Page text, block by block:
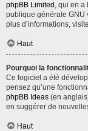
phpBB Limited , qui en a
publique générale GNU
plus d’informations,
Haut
Pourquoi la
Ce logiciel a été
pensez qu’une
phpBB Ideas (en
en suggérer de
Haut